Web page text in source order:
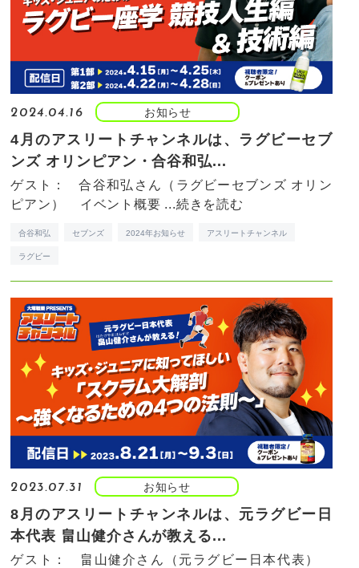
2024.04.16 お知らせ
4月のアスリートチャンネルは、ラグビーセブ
ンズ オリンピアン・合谷和弘...
ゲスト： 合谷和弘さん（ラグビーセブンズ オリン
ピアン） イベント概要 ...続きを読む
合谷和弘 セブンズ 2024年お知らせ アスリートチャンネル
ラグビー
2023.07.31 お知らせ
8月のアスリートチャンネルは、元ラグビー日
本代表 畠山健介さんが教える...
ゲスト： 畠山健介さん（元ラグビー日本代表）